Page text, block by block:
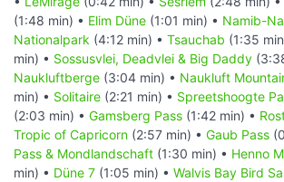
(1:48 min) • Elim Düne (1:01 min) • Namib-
Nationalpark (4:12 min) • Tsauchab (1:35
min) • Sossusvlei, Deadvlei & Big Daddy
Naukluftberge (3:04 min) • Naukluft
min) • Solitaire (2:21 min) • Spreetshoogte
(2:03 min) • Gamsberg Pass (1:42 min) •
Tropic of Capricorn (2:57 min) • Gaub Pass
Pass & Mondlandschaft (1:30 min) • Henno
min) • Düne 7 (1:05 min) • Walvis Bay Bird